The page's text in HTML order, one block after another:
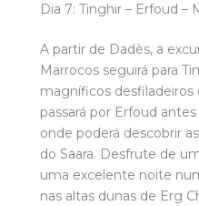
Dia 7: Tinghir – Erfoud –
A partir de Dadès, a
Marrocos seguirá para
magníficos desfiladeiros
passará por Erfoud
onde poderá descobrir
do Saara. Desfrute de
uma excelente noite
nas altas dunas de Erg